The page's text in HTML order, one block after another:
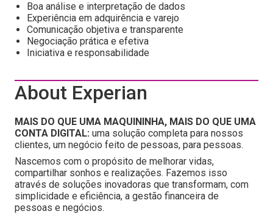
Boa análise e interpretação de dados
Experiência em adquirência e varejo
Comunicação objetiva e transparente
Negociação prática e efetiva
Iniciativa e responsabilidade
About Experian
MAIS DO QUE UMA MAQUININHA, MAIS DO QUE UMA
CONTA DIGITAL: uma solução completa para nossos
clientes, um negócio feito de pessoas, para pessoas.
Nascemos com o propósito de melhorar vidas,
compartilhar sonhos e realizações. Fazemos isso
através de soluções inovadoras que transformam, com
simplicidade e eficiência, a gestão financeira de
pessoas e negócios.